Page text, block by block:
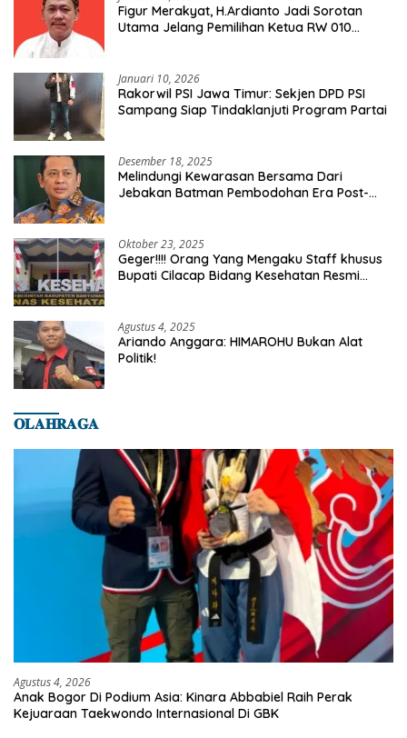
Figur Merakyat, H.Ardianto Jadi Sorotan
Utama Jelang Pemilihan Ketua RW 010
Januari 10, 2026
Rakorwil PSI Jawa Timur: Sekjen DPD PSI
Sampang Siap Tindaklanjuti Program Partai
Desember 18, 2025
Melindungi Kewarasan Bersama Dari
Jebakan Batman Pembodohan Era Post-
Oktober 23, 2025
Geger!!!! Orang Yang Mengaku Staff khusus
Bupati Cilacap Bidang Kesehatan Resmi
Agustus 4, 2025
Ariando Anggara: HIMAROHU Bukan Alat
Politik!
𝐎𝐋𝐀𝐇𝐑𝐀𝐆𝐀
Agustus 4, 2026
Anak Bogor Di Podium Asia: Kinara Abbabiel Raih Perak
Kejuaraan Taekwondo Internasional Di GBK